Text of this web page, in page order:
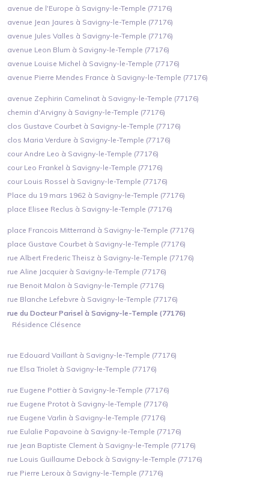
avenue de l'Europe à Savigny-le-Temple (77176)
avenue Jean Jaures à Savigny-le-Temple (77176)
avenue Jules Valles à Savigny-le-Temple (77176)
avenue Leon Blum à Savigny-le-Temple (77176)
avenue Louise Michel à Savigny-le-Temple (77176)
avenue Pierre Mendes France à Savigny-le-Temple (77176)
avenue Zephirin Camelinat à Savigny-le-Temple (77176)
chemin d'Arvigny à Savigny-le-Temple (77176)
clos Gustave Courbet à Savigny-le-Temple (77176)
clos Maria Verdure à Savigny-le-Temple (77176)
cour Andre Leo à Savigny-le-Temple (77176)
cour Leo Frankel à Savigny-le-Temple (77176)
cour Louis Rossel à Savigny-le-Temple (77176)
Place du 19 mars 1962 à Savigny-le-Temple (77176)
place Elisee Reclus à Savigny-le-Temple (77176)
place Francois Mitterrand à Savigny-le-Temple (77176)
place Gustave Courbet à Savigny-le-Temple (77176)
rue Albert Frederic Theisz à Savigny-le-Temple (77176)
rue Aline Jacquier à Savigny-le-Temple (77176)
rue Benoit Malon à Savigny-le-Temple (77176)
rue Blanche Lefebvre à Savigny-le-Temple (77176)
rue du Docteur Parisel à Savigny-le-Temple (77176)
Résidence Clésence
rue Edouard Vaillant à Savigny-le-Temple (77176)
rue Elsa Triolet à Savigny-le-Temple (77176)
rue Eugene Pottier à Savigny-le-Temple (77176)
rue Eugene Protot à Savigny-le-Temple (77176)
rue Eugene Varlin à Savigny-le-Temple (77176)
rue Eulalie Papavoine à Savigny-le-Temple (77176)
rue Jean Baptiste Clement à Savigny-le-Temple (77176)
rue Louis Guillaume Debock à Savigny-le-Temple (77176)
rue Pierre Leroux à Savigny-le-Temple (77176)